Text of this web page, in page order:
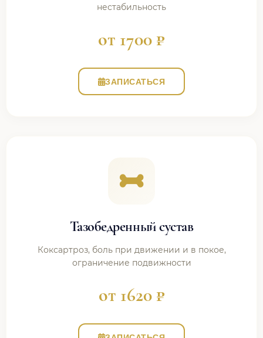
нестабильность
от 1700 ₽
ЗАПИСАТЬСЯ
Тазобедренный сустав
Коксартроз, боль при движении и в покое,
ограничение подвижности
от 1620 ₽